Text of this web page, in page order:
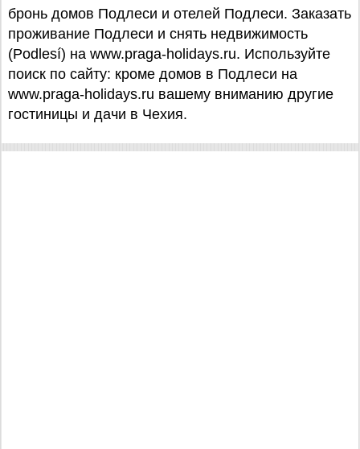
бронь домов Подлеси и отелей Подлеси. Заказать
проживание Подлеси и снять недвижимость
(Podlesí) на www.praga-holidays.ru. Используйте
поиск по сайту: кроме домов в Подлеси на
www.praga-holidays.ru вашему вниманию другие
гостиницы и дачи в Чехия.